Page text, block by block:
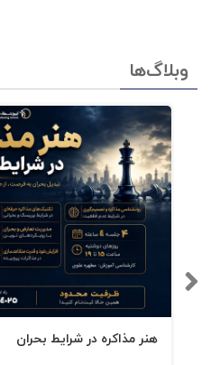
وبلاگ‌ها
هنر مذاکره در شرایط بحران